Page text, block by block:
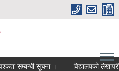
सम्बन्धी सूचना । विद्यालयको